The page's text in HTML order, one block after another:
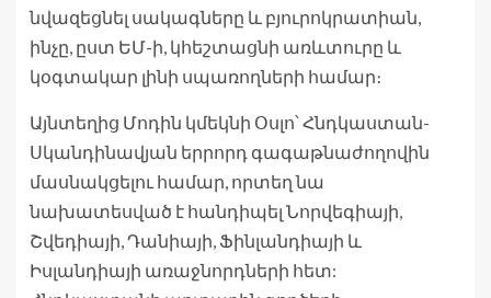
նվազեցնել սակագները և բյուրոկրատիան,
ինչը, ըստ ԵՄ-ի, կհեշտացնի առևտուրը և
կօգտակար լինի սպառողների համար։
Այնտեղից Մոդին կմեկնի Օսլո՝ Հնդկաստան-
Սկանդինավյան երրորդ գագաթնաժողովին
մասնակցելու համար, որտեղ նա
նախատեսված է հանդիպել Նորվեգիայի,
Շվեդիայի, Դանիայի, Ֆինլանդիայի և
Իսլանդիայի առաջնորդների հետ: